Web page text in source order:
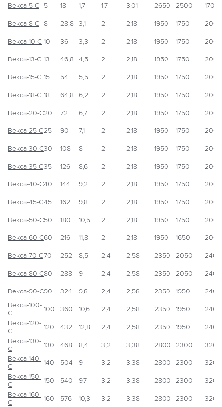
Векса-5-С 5 18 1,7 1,7 3,01 2650 2500 1700
Векса-8-С 8 28,8 3,1 2 2,18 1950 1750 2000
Векса-10-С 10 36 3,3 2 2,18 1950 1750 2000
Векса-13-С 13 46,8 4,5 2 2,18 1950 1750 2000
Векса-15-С 15 54 5,5 2 2,18 1950 1750 2000
Векса-18-С 18 64,8 6,2 2 2,18 1950 1750 2000
Векса-20-С20 72 6,7 2 2,18 1950 1750 2000
Векса-25-С25 90 7,1 2 2,18 1950 1750 2000
Векса-30-С30 108 8 2 2,18 1950 1750 2000
Векса-35-С35 126 8,6 2 2,18 1950 1750 2000
Векса-40-С40 144 9,2 2 2,18 1950 1750 2000
Векса-45-С45 162 9,8 2 2,18 1950 1750 2000
Векса-50-С50 180 10,5 2 2,18 1950 1750 2000
Векса-60-С60 216 11,8 2 2,18 1950 1650 2000
Векса-70-С70 252 8,5 2,4 2,58 2350 2050 2400
Векса-80-С80 288 9 2,4 2,58 2350 2050 2400
Векса-90-С90 324 9,8 2,4 2,58 2350 1950
2400
Векса-100-
С
100 360 10,6 2,4 2,58 2350 1950
2400
Векса-120-
С
120 432 12,8 2,4 2,58 2350 1950
2400
Векса-130-
С
130 468 8,4 3,2 3,38 2800 2300
3200
Векса-140-
С
140 504 9 3,2 3,38 2800 2300
3200
Векса-150-
С
150 540 9,7 3,2 3,38 2800 2300
3200
Векса-160-
С
160 576 10,3 3,2 3,38 2800 2300
3200